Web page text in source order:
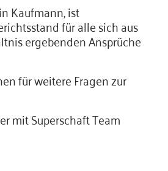
Kaufmann, ist
für alle sich aus
ergebenden Ansprüche
für weitere Fragen zur
mit Superschaft Team